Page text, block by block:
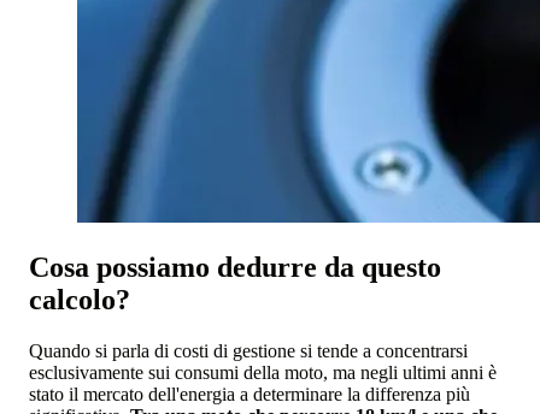
Cosa possiamo dedurre da questo
calcolo?
Quando si parla di costi di gestione si tende a concentrarsi
esclusivamente sui consumi della moto, ma negli ultimi anni è
stato il mercato dell'energia a determinare la differenza più